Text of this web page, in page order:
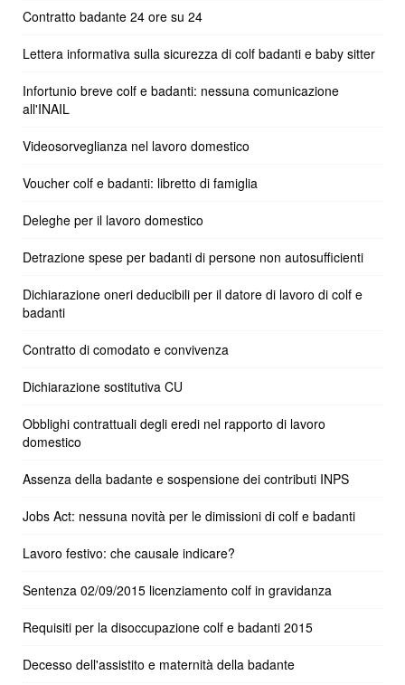
Contratto badante 24 ore su 24
Lettera informativa sulla sicurezza di colf badanti e baby sitter
Infortunio breve colf e badanti: nessuna comunicazione
all'INAIL
Videosorveglianza nel lavoro domestico
Voucher colf e badanti: libretto di famiglia
Deleghe per il lavoro domestico
Detrazione spese per badanti di persone non autosufficienti
Dichiarazione oneri deducibili per il datore di lavoro di colf e
badanti
Contratto di comodato e convivenza
Dichiarazione sostitutiva CU
Obblighi contrattuali degli eredi nel rapporto di lavoro
domestico
Assenza della badante e sospensione dei contributi INPS
Jobs Act: nessuna novità per le dimissioni di colf e badanti
Lavoro festivo: che causale indicare?
Sentenza 02/09/2015 licenziamento colf in gravidanza
Requisiti per la disoccupazione colf e badanti 2015
Decesso dell'assistito e maternità della badante